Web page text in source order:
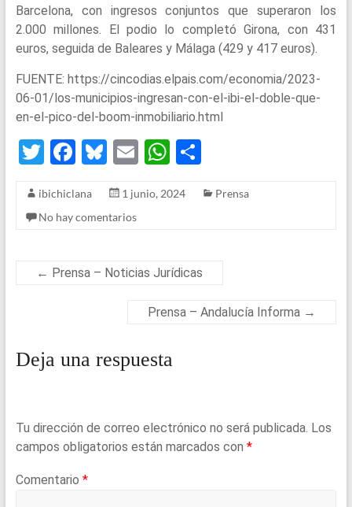
Barcelona, con ingresos conjuntos que superaron los
2.000 millones. El podio lo completó Girona, con 431
euros, seguida de Baleares y Málaga (429 y 417 euros).
FUENTE: https://cincodias.elpais.com/economia/2023-
06-01/los-municipios-ingresan-con-el-ibi-el-doble-que-
en-el-pico-del-boom-inmobiliario.html
T
tt
er
F
ce
b
o
Bl
es
ky
E
ail
W
at
p
p
S
ar
ibichiclana 1 junio, 2024
Prensa
No hay comentarios
← Prensa – Noticias Jurídicas
Prensa – Andalucía Informa →
Deja una respuesta
Tu dirección de correo electrónico no será publicada. Los
campos obligatorios están marcados con *
Comentario *